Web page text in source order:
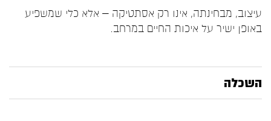
עיצוב, מבחינתה, אינו רק אסתטיקה – אלא כלי שמשפיע
באופן ישיר על איכות החיים במרחב.
השכלה